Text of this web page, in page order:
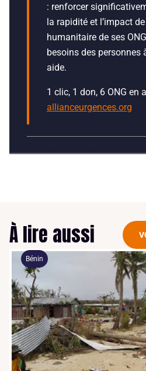
: renforcer
la rapidité et l’impact
humanitaire de ses
besoins des personnes
aide.
1 clic, 1 don, 6 ONG en
allianceurgences.org
À lire aussi
Bénin